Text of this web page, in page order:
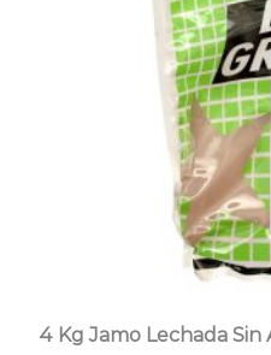
4 Kg Jamo Lechada Sin